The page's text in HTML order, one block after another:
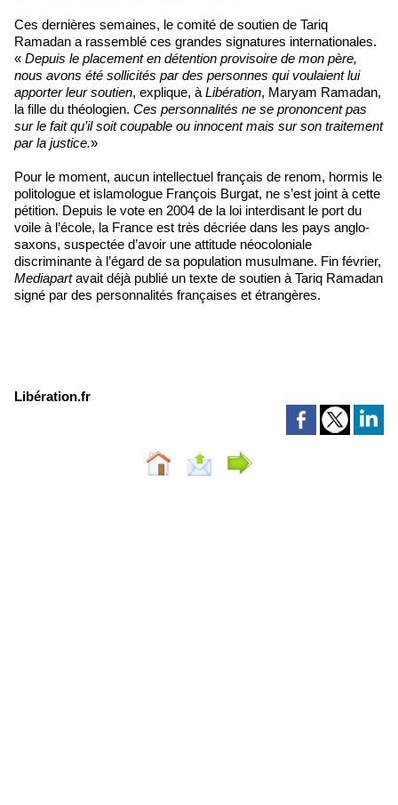
Ces dernières semaines, le comité de soutien de Tariq
Ramadan a rassemblé ces grandes signatures internationales.
« Depuis le placement en détention provisoire de mon père,
nous avons été sollicités par des personnes qui voulaient lui
apporter leur soutien, explique, à Libération, Maryam Ramadan,
la fille du théologien. Ces personnalités ne se prononcent pas
sur le fait qu’il soit coupable ou innocent mais sur son traitement
par la justice.»
Pour le moment, aucun intellectuel français de renom, hormis le
politologue et islamologue François Burgat, ne s’est joint à cette
pétition. Depuis le vote en 2004 de la loi interdisant le port du
voile à l’école, la France est très décriée dans les pays anglo-
saxons, suspectée d’avoir une attitude néocoloniale
discriminante à l’égard de sa population musulmane. Fin février,
Mediapartavait déjà publié un texte de soutien à Tariq Ramadan
signé par des personnalités françaises et étrangères.
Libération.fr